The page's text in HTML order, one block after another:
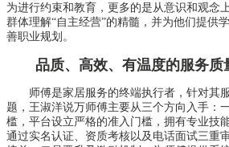
为进行约束和教育，更多的是从意识和观念
群体理解“自主经营”的精髓，并为他们提供
善职业规划。
品质、高效、有温度的服务质
师傅是家居服务的终端执行者，针对其
题，王淑洋说万师傅主要从三个方向入手：
槛，平台设立严格的准入门槛，拥有专业技
通过实名认证、资质考核以及电话面试三重